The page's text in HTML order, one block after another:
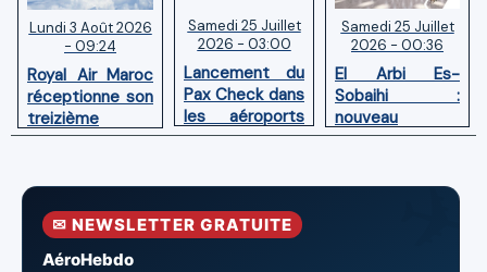
Lundi 3 Août 2026
- 09:24
Royal Air Maroc
réceptionne son
treizième
Boeing 787
Samedi 25 Juillet
2026 - 03:00
Lancement du
Pax Check dans
les aéroports
du Maroc
Samedi 25 Juillet
2026 - 00:36
El Arbi Es-
Sobaihi :
nouveau
directeur à la
l’Aéroport
Mohammed V
✉ NEWSLETTER GRATUITE
AéroHebdo